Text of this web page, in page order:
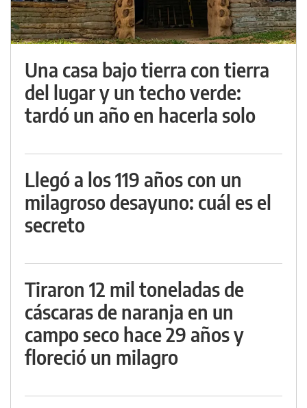
Una casa bajo tierra con tierra
del lugar y un techo verde:
tardó un año en hacerla solo
Llegó a los 119 años con un
milagroso desayuno: cuál es el
secreto
Tiraron 12 mil toneladas de
cáscaras de naranja en un
campo seco hace 29 años y
floreció un milagro